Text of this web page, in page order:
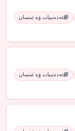
ئەدەبىيات ۋە ئىنسان
ئەدەبىيات ۋە ئىنسان